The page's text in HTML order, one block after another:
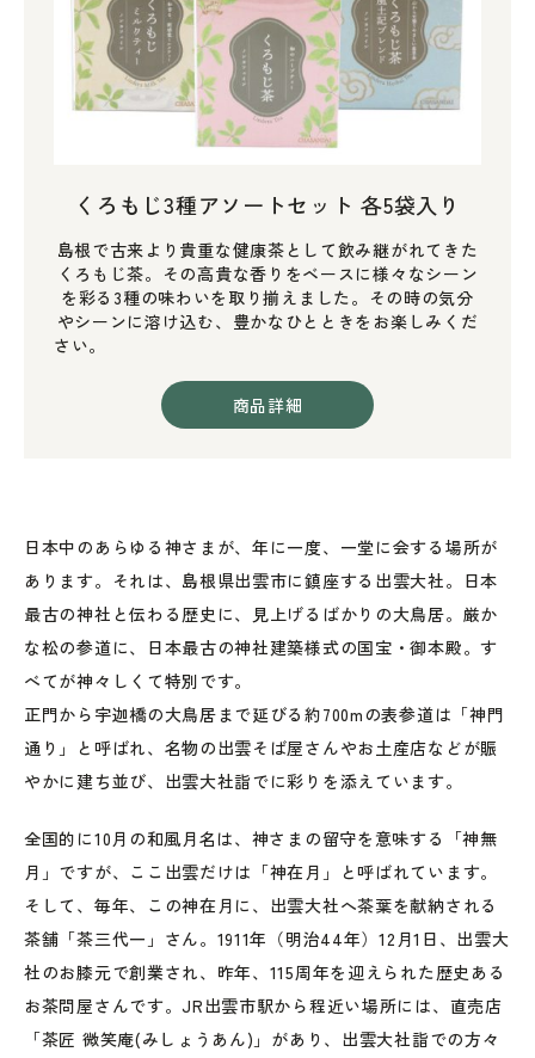
くろもじ3種アソートセット 各5袋入り
島根で古来より貴重な健康茶として飲み継がれてきた
くろもじ茶。その高貴な香りをベースに様々なシーン
を彩る3種の味わいを取り揃えました。その時の気分
やシーンに溶け込む、豊かなひとときをお楽しみくだ
さい。
商品詳細
日本中のあらゆる神さまが、年に一度、一堂に会する場所が
あります。それは、島根県出雲市に鎮座する出雲大社。日本
最古の神社と伝わる歴史に、見上げるばかりの大鳥居。厳か
な松の参道に、日本最古の神社建築様式の国宝・御本殿。す
べてが神々しくて特別です。
正門から宇迦橋の大鳥居まで延びる約700mの表参道は「神門
通り」と呼ばれ、名物の出雲そば屋さんやお土産店などが賑
やかに建ち並び、出雲大社詣でに彩りを添えています。
全国的に10月の和風月名は、神さまの留守を意味する「神無
月」ですが、ここ出雲だけは「神在月」と呼ばれています。
そして、毎年、この神在月に、出雲大社へ茶葉を献納される
茶舗「茶三代一」さん。1911年（明治44年）12月1日、出雲大
社のお膝元で創業され、昨年、115周年を迎えられた歴史ある
お茶問屋さんです。JR出雲市駅から程近い場所には、直売店
「茶匠 微笑庵(みしょうあん)」があり、出雲大社詣での方々